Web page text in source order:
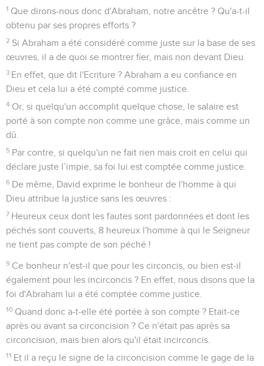
1 Que dirons-nous donc d'Abraham, notre ancêtre ? Qu'a-t-il
obtenu par ses propres efforts ?
2 Si Abraham a été considéré comme juste sur la base de ses
œuvres, il a de quoi se montrer fier, mais non devant Dieu.
3 En effet, que dit l'Ecriture ? Abraham a eu confiance en
Dieu et cela lui a été compté comme justice.
4 Or, si quelqu'un accomplit quelque chose, le salaire est
porté à son compte non comme une grâce, mais comme un
dû.
5 Par contre, si quelqu'un ne fait rien mais croit en celui qui
déclare juste l’impie, sa foi lui est comptée comme justice.
6 De même, David exprime le bonheur de l'homme à qui
Dieu attribue la justice sans les œuvres :
7 Heureux ceux dont les fautes sont pardonnées et dont les
péchés sont couverts, 8 heureux l'homme à qui le Seigneur
ne tient pas compte de son péché !
9 Ce bonheur n'est-il que pour les circoncis, ou bien est-il
également pour les incirconcis ? En effet, nous disons que la
foi d'Abraham lui a été comptée comme justice.
10 Quand donc a-t-elle été portée à son compte ? Etait-ce
après ou avant sa circoncision ? Ce n'était pas après sa
circoncision, mais bien alors qu'il était incirconcis.
11 Et il a reçu le signe de la circoncision comme le gage de la